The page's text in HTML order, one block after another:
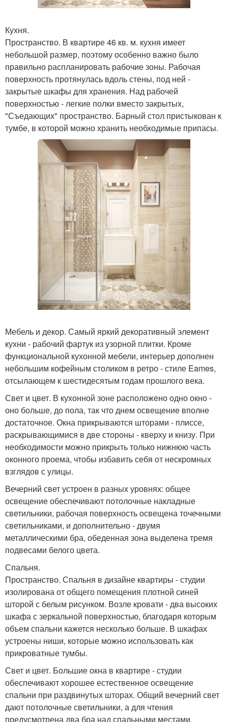
Кухня.
Пространство. В квартире 46 кв. м. кухня имеет
небольшой размер, поэтому особенно важно было
правильно распланировать рабочие зоны. Рабочая
поверхность протянулась вдоль стены, под ней -
закрытые шкафы для хранения. Над рабочей
поверхностью - легкие полки вместо закрытых,
"Съедающих" пространство. Барный стол пристыкован к
тумбе, в которой можно хранить необходимые припасы.
Мебель и декор. Самый яркий декоративный элемент
кухни - рабочий фартук из узорной плитки. Кроме
функциональной кухонной мебели, интерьер дополнен
небольшим кофейным столиком в ретро - стиле Eames,
отсылающем к шестидесятым годам прошлого века.
Свет и цвет. В кухонной зоне расположено одно окно -
оно больше, до пола, так что днем освещение вполне
достаточное. Окна прикрываются шторами - плиссе,
раскрывающимися в две стороны - кверху и книзу. При
необходимости можно прикрыть только нижнюю часть
оконного проема, чтобы избавить себя от нескромных
взглядов с улицы.
Вечерний свет устроен в разных уровнях: общее
освещение обеспечивают потолочные накладные
светильники, рабочая поверхность освещена точечными
светильниками, и дополнительно - двумя
металлическими бра, обеденная зона выделена тремя
подвесами белого цвета.
Спальня.
Пространство. Спальня в дизайне квартиры - студии
изолирована от общего помещения плотной синей
шторой с белым рисунком. Возле кровати - два высоких
шкафа с зеркальной поверхностью, благодаря которым
объем спальни кажется несколько больше. В шкафах
устроены ниши, которые можно использовать как
прикроватные тумбы.
Свет и цвет. Большие окна в квартире - студии
обеспечивают хорошее естественное освещение
спальни при раздвинутых шторах. Общий вечерний свет
дают потолочные светильники, а для чтения
предусмотрена два бра над спальными местами.